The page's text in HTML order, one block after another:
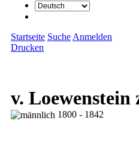
Startseite Suche Anmelden
Drucken
v.
1800 - 1842